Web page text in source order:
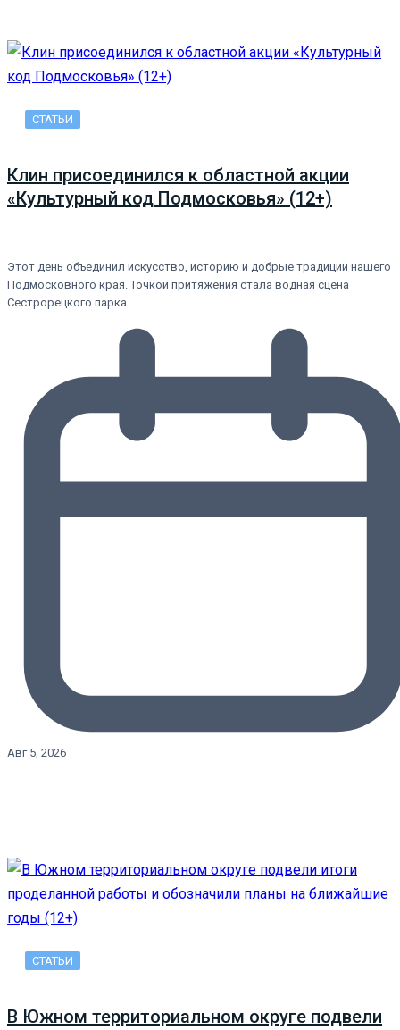
СТАТЬИ
Клин присоединился к областной акции
«Культурный код Подмосковья» (12+)
Этот день объединил искусство, историю и добрые традиции нашего
Подмосковного края. Точкой притяжения стала водная сцена
Сестрорецкого парка…
Авг 5, 2026
СТАТЬИ
В Южном территориальном округе подвели